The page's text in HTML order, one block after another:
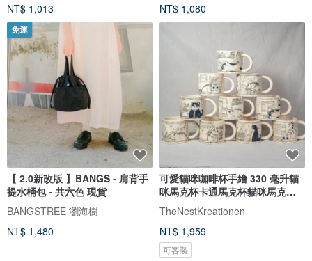
NT$ 1,013
NT$ 1,080
免運
【 2.0新改版 】BANGS - 肩背手
提水桶包 - 共六色 現貨
BANGSTREE 瀏海樹
NT$ 1,480
可愛貓咪咖啡杯手繪 330 毫升貓
咪馬克杯卡通馬克杯貓咪馬克杯
送禮佳品
TheNestKreationen
NT$ 1,959
可客製